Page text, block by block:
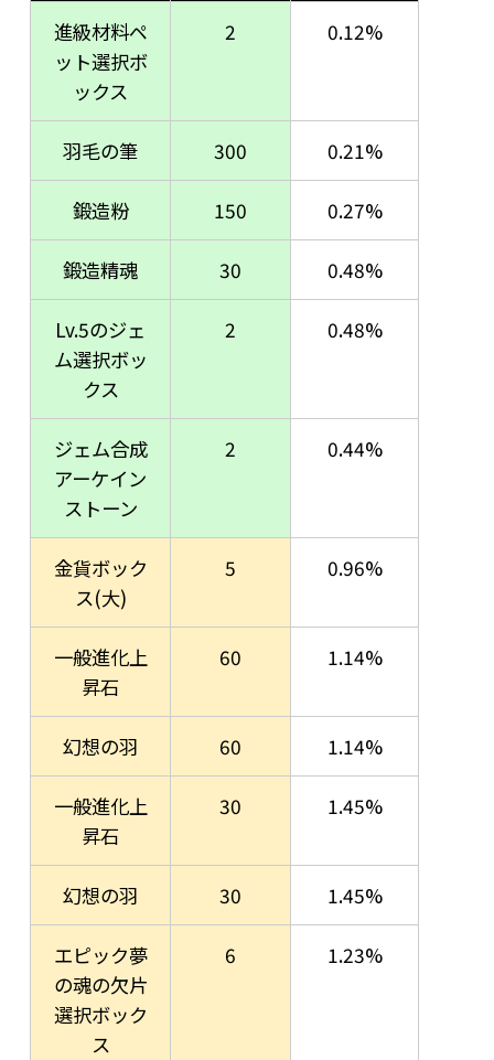
進級材料ペ
ット選択ボ
ックス
2 0.12%
羽毛の筆 300 0.21%
鍛造粉 150 0.27%
鍛造精魂 30 0.48%
Lv.5のジェ
ム選択ボッ
クス
2 0.48%
ジェム合成
アーケイン
ストーン
2 0.44%
金貨ボック
ス(大)
5 0.96%
一般進化上
昇石
60 1.14%
幻想の羽 60 1.14%
一般進化上
昇石
30 1.45%
幻想の羽 30 1.45%
エピック夢
の魂の欠片
選択ボック
ス
6 1.23%